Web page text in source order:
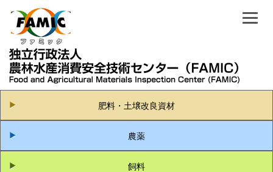
肥料・土壌改良資材
農薬
飼料